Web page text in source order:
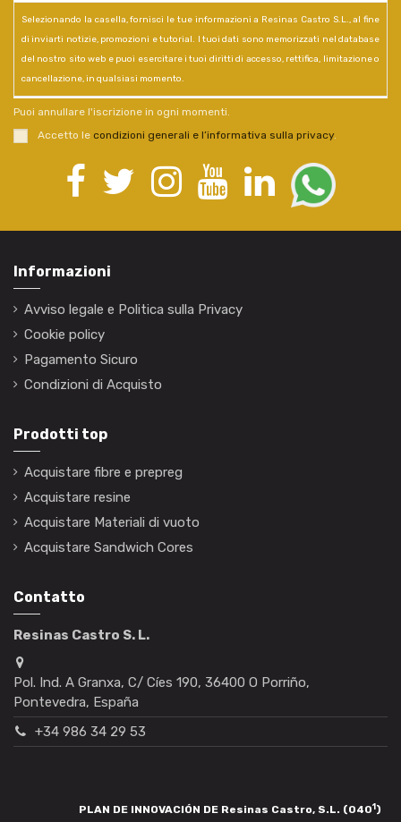
Selezionando la casella, fornisci le tue informazioni a Resinas Castro S.L., al fine
di inviarti notizie, promozioni e tutorial. I tuoi dati sono memorizzati nel database
del nostro sito web e puoi esercitare i tuoi diritti di accesso, rettifica, limitazione o
cancellazione, in qualsiasi momento.
Puoi annullare l'iscrizione in ogni momenti.
Accetto le condizioni generali e l’informativa sulla privacy.
Informazioni
Avviso legale e Politica sulla Privacy
Cookie policy
Pagamento Sicuro
Condizioni di Acquisto
Prodotti top
Acquistare fibre e prepreg
Acquistare resine
Acquistare Materiali di vuoto
Acquistare Sandwich Cores
Contatto
Resinas Castro S. L.
Pol. Ind. A Granxa, C/ Cíes 190, 36400 O Porriño,
Pontevedra, España
+34 986 34 29 53
PLAN DE INNOVACIÓN DE Resinas Castro, S.L. (0401)